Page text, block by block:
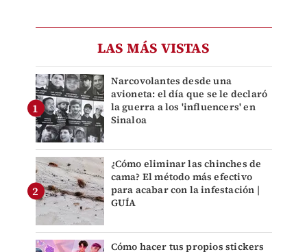
LAS MÁS VISTAS
Narcovolantes desde una
avioneta: el día que se le declaró
la guerra a los 'influencers' en
Sinaloa
¿Cómo eliminar las chinches de
cama? El método más efectivo
para acabar con la infestación |
GUÍA
Cómo hacer tus propios stickers